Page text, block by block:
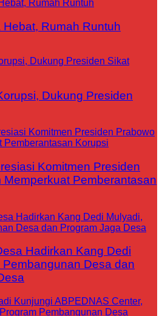
Rumah Runtuh
Dukung Presiden
Komitmen Presiden
Memperkuat Pemberantasan
Hadirkan Kang Dedi
Desa dan